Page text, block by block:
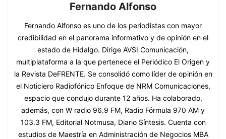
Fernando Alfonso
Fernando Alfonso es uno de los periodistas con mayor
credibilidad en el panorama informativo y de opinión en el
estado de Hidalgo. Dirige AVSI Comunicación,
multiplataforma a la que pertenece el Periódico El Origen y
la Revista DeFRENTE. Se consolidó como líder de opinión en
el Noticiero Radiofónico Enfoque de NRM Comunicaciones,
espacio que condujo durante 12 años. Ha colaborado,
además, con W radio 96.9 FM, Radio Fórmula 970 AM y
103.3 FM, Editorial Notmusa, Diario Síntesis. Cuenta con
estudios de Maestría en Administración de Negocios MBA